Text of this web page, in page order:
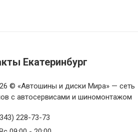
Maxxis HP-M3 255/60R18 112V
Maxxis HP-M3 255/60R19 109H
Екатеринбург
© «Автошины и диски Мира» — сеть
с автосервисами и шиномонтажом
228-73-73